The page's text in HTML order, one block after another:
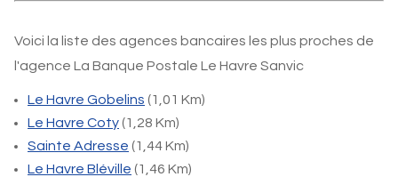
Voici la liste des agences bancaires les plus proches de
l'agence La Banque Postale Le Havre Sanvic
Le Havre Gobelins (1,01 Km)
Le Havre Coty(1,28 Km)
Sainte Adresse (1,44 Km)
Le Havre Bléville (1,46 Km)